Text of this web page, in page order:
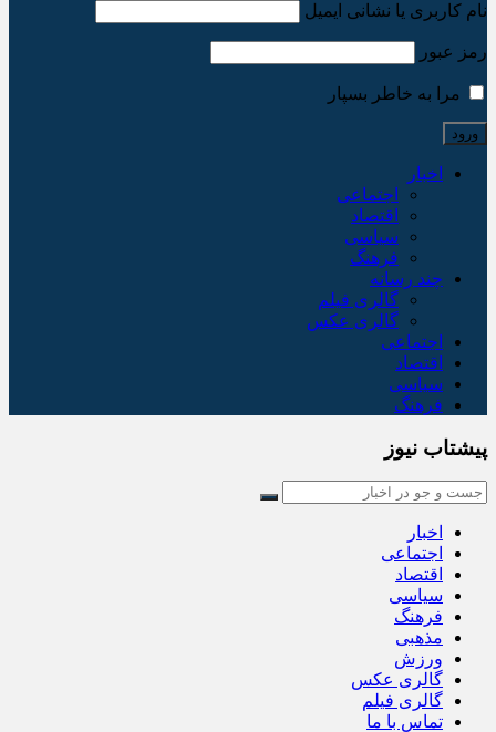
نام کاربری یا نشانی ایمیل
رمز عبور
مرا به خاطر بسپار
اخبار
اجتماعی
اقتصاد
سیاسی
فرهنگ
چند رسانه
گالری فیلم
گالری عکس
اجتماعی
اقتصاد
سیاسی
فرهنگ
پیشتاب نیوز
اخبار
اجتماعی
اقتصاد
سیاسی
فرهنگ
مذهبی
ورزش
گالری عکس
گالری فیلم
تماس با ما